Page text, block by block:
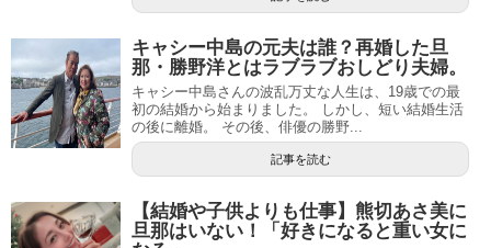
キャシー中島の元夫は誰？再婚した旦
那・勝野洋とはラブラブおしどり夫婦。
キャシー中島さんの波乱万丈な人生は、19歳での最
初の結婚から始まりました。 しかし、短い結婚生活
の後に離婚。 その後、俳優の勝野...
記事を読む
【結婚や子供よりも仕事】熊切あさ美に
旦那はいない！「好きになると重い女に